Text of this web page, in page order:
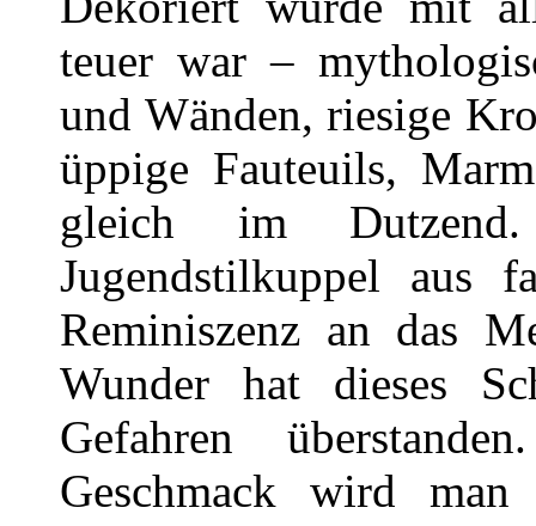
teuer war –
und Wänden, riesige
üppige Fauteuils,
gleich im
Jugendstilkuppel aus
Reminiszenz an das
Wunder hat dieses
Gefahren
Geschmack wird